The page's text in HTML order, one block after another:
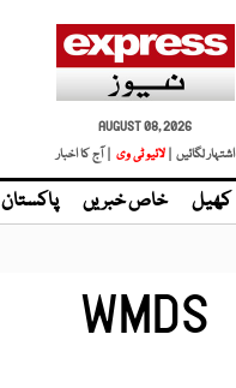
AUGUST 08, 2026
اشتہار لگائیں | لائیو ٹی وی | آج کا اخبار
کھیل خاص خبریں پاکستان
WMDS